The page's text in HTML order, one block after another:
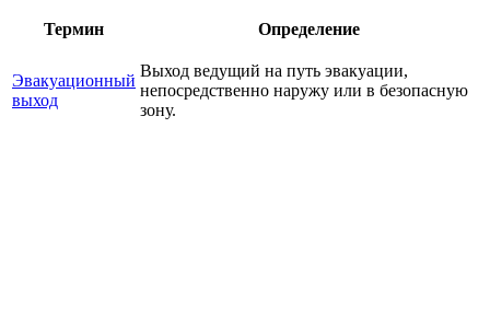
Термин Определение
Эвакуационный
выход
Выход ведущий на путь эвакуации,
непосредственно наружу или в безопасную
зону.